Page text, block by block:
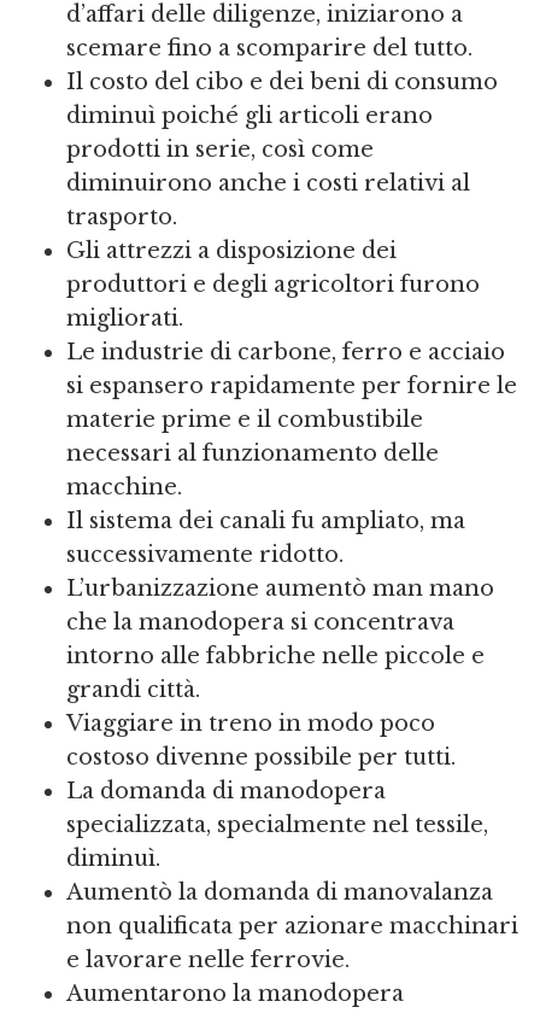
d’affari delle diligenze, iniziarono a
scemare fino a scomparire del tutto.
Il costo del cibo e dei beni di consumo
diminuì poiché gli articoli erano
prodotti in serie, così come
diminuirono anche i costi relativi al
trasporto.
Gli attrezzi a disposizione dei
produttori e degli agricoltori furono
migliorati.
Le industrie di carbone, ferro e acciaio
si espansero rapidamente per fornire le
materie prime e il combustibile
necessari al funzionamento delle
macchine.
Il sistema dei canali fu ampliato, ma
successivamente ridotto.
L’urbanizzazione aumentò man mano
che la manodopera si concentrava
intorno alle fabbriche nelle piccole e
grandi città.
Viaggiare in treno in modo poco
costoso divenne possibile per tutti.
La domanda di manodopera
specializzata, specialmente nel tessile,
diminuì.
Aumentò la domanda di manovalanza
non qualificata per azionare macchinari
e lavorare nelle ferrovie.
Aumentarono la manodopera